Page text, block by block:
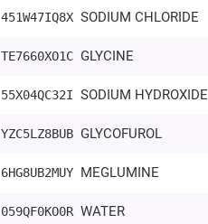
451W47IQ8X SODIUM CHLORIDE
TE7660XO1C GLYCINE
55X04QC32I SODIUM HYDROXIDE
YZC5LZ8BUB GLYCOFUROL
6HG8UB2MUY MEGLUMINE
059QF0KO0R WATER